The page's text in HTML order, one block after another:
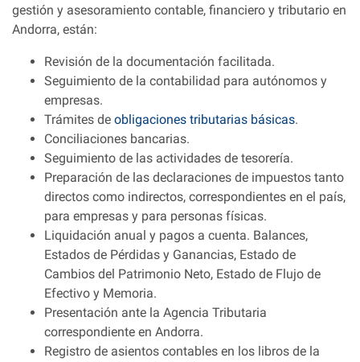
gestión y asesoramiento contable, financiero y tributario en
Andorra, están:
Revisión de la documentación facilitada.
Seguimiento de la contabilidad para autónomos y
empresas.
Trámites de obligaciones tributarias básicas.
Conciliaciones bancarias.
Seguimiento de las actividades de tesorería.
Preparación de las declaraciones de impuestos tanto
directos como indirectos, correspondientes en el país,
para empresas y para personas físicas.
Liquidación anual y pagos a cuenta. Balances,
Estados de Pérdidas y Ganancias, Estado de
Cambios del Patrimonio Neto, Estado de Flujo de
Efectivo y Memoria.
Presentación ante la Agencia Tributaria
correspondiente en Andorra.
Registro de asientos contables en los libros de la